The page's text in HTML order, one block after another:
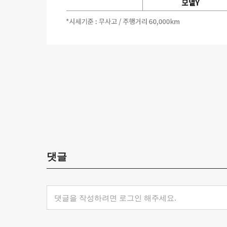
댓글
댓글을 작성하려면 로그인 해주세요.